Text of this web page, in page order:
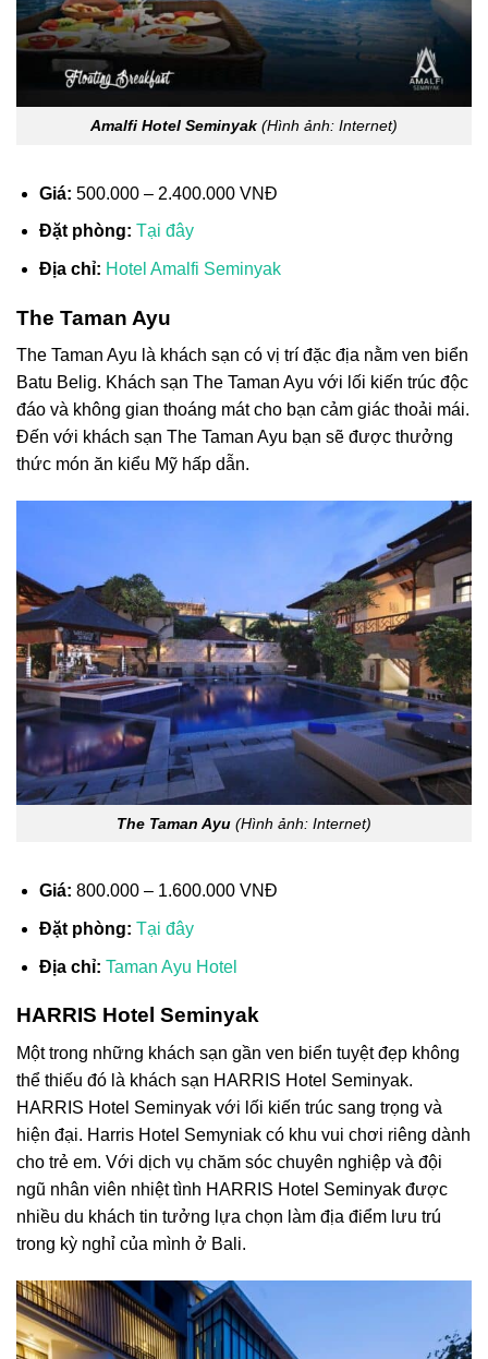
Amalfi Hotel Seminyak (Hình ảnh: Internet)
Giá: 500.000 – 2.400.000 VNĐ
Đặt phòng: Tại đây
Địa chỉ: Hotel Amalfi Seminyak
The Taman Ayu
The Taman Ayu là khách sạn có vị trí đặc địa nằm ven biển
Batu Belig. Khách sạn The Taman Ayu với lối kiến trúc độc
đáo và không gian thoáng mát cho bạn cảm giác thoải mái.
Đến với khách sạn The Taman Ayu bạn sẽ được thưởng
thức món ăn kiểu Mỹ hấp dẫn.
The Taman Ayu (Hình ảnh: Internet)
Giá: 800.000 – 1.600.000 VNĐ
Đặt phòng: Tại đây
Địa chỉ: Taman Ayu Hotel
HARRIS Hotel Seminyak
Một trong những khách sạn gần ven biển tuyệt đẹp không
thể thiếu đó là khách sạn HARRIS Hotel Seminyak.
HARRIS Hotel Seminyak với lối kiến trúc sang trọng và
hiện đại. Harris Hotel Semyniak có khu vui chơi riêng dành
cho trẻ em. Với dịch vụ chăm sóc chuyên nghiệp và đội
ngũ nhân viên nhiệt tình HARRIS Hotel Seminyak được
nhiều du khách tin tưởng lựa chọn làm địa điểm lưu trú
trong kỳ nghỉ của mình ở Bali.